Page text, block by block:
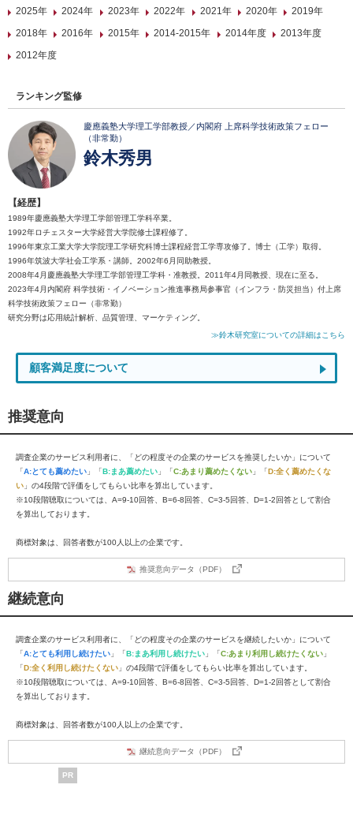
2025年 2024年 2023年 2022年 2021年 2020年
2019年
2018年
2016年 2015年 2014-2015年 2014年度
2013年度
2012年度
ランキング監修
慶應義塾大学理工学部教授／内閣府 上席科学技術政策フェロー
（非常勤）
鈴木秀男
【経歴】
1989年慶應義塾大学理工学部管理工学科卒業。
1992年ロチェスター大学経営大学院修士課程修了。
1996年東京工業大学大学院理工学研究科博士課程経営工学専攻修了。博士（工学）取得。
1996年筑波大学社会工学系・講師。2002年6月同助教授。
2008年4月慶應義塾大学理工学部管理工学科・准教授。2011年4月同教授、現在に至る。
2023年4月内閣府 科学技術・イノベーション推進事務局参事官（インフラ・防災担当）付上席
科学技術政策フェロー（非常勤）
研究分野は応用統計解析、品質管理、マーケティング。
≫鈴木研究室についての詳細はこちら
顧客満足度について
推奨意向
調査企業のサービス利用者に、「どの程度その企業のサービスを推奨したいか」について
「A:とても薦めたい 」「B:まあ薦めたい 」「C:あまり薦めたくない 」「D:全く薦めたくな
い 」の4段階で評価をしてもらい比率を算出しています。
※10段階聴取については、A=9-10回答、B=6-8回答、C=3-5回答、D=1-2回答として割合
を算出しております。
商標対象は、回答者数が100人以上の企業です。
推奨意向データ（PDF）
継続意向
調査企業のサービス利用者に、「どの程度その企業のサービスを継続したいか」について
「A:とても利用し続けたい 」「B:まあ利用し続けたい 」「C:あまり利用し続けたくない 」
「D:全く利用し続けたくない 」の4段階で評価をしてもらい比率を算出しています。
※10段階聴取については、A=9-10回答、B=6-8回答、C=3-5回答、D=1-2回答として割合
を算出しております。
商標対象は、回答者数が100人以上の企業です。
継続意向データ（PDF）
PR